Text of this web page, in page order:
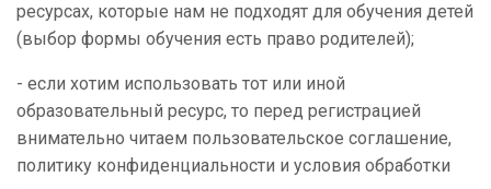
ресурсах, которые нам не подходят для обучения детей
(выбор формы обучения есть право родителей);
- если хотим использовать тот или иной
образовательный ресурс, то перед регистрацией
внимательно читаем пользовательское соглашение,
политику конфиденциальности и условия обработки